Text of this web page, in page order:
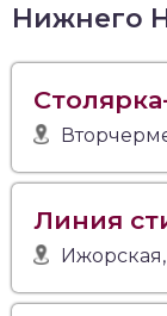
Нижнего
Линия
Ижорская,